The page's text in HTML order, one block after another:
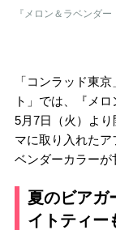
『メロン＆ラベンダー
「コンラッド東
ト」では、『メ
5月7日（火）よ
マに取り入れた
ベンダーカラーが
夏のビアガ
イトティー